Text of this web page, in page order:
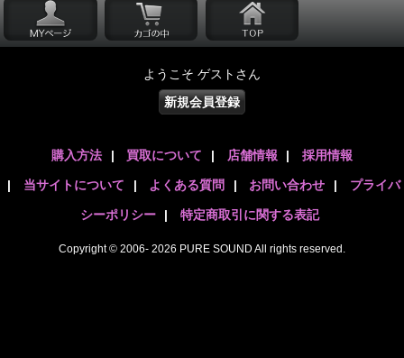
ようこそ ゲストさん
新規会員登録
購入方法 | 買取について | 店舗情報 | 採用情報
| 当サイトについて | よくある質問 | お問い合わせ | プライバ
シーポリシー | 特定商取引に関する表記
Copyright © 2006- 2026 PURE SOUND All rights reserved.